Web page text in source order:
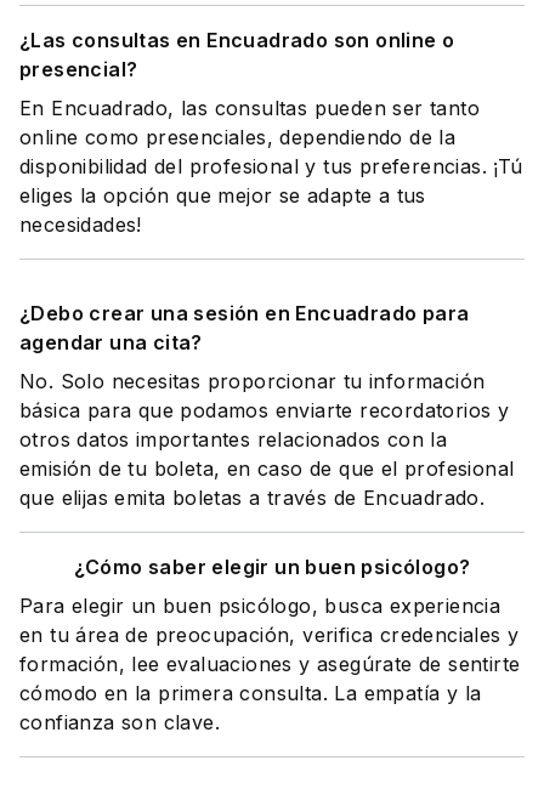
¿Las consultas en Encuadrado son online o
presencial?
En Encuadrado, las consultas pueden ser tanto
online como presenciales, dependiendo de la
disponibilidad del profesional y tus preferencias. ¡Tú
eliges la opción que mejor se adapte a tus
necesidades!
¿Debo crear una sesión en Encuadrado para
agendar una cita?
No. Solo necesitas proporcionar tu información
básica para que podamos enviarte recordatorios y
otros datos importantes relacionados con la
emisión de tu boleta, en caso de que el profesional
que elijas emita boletas a través de Encuadrado.
¿Cómo saber elegir un buen psicólogo?
Para elegir un buen psicólogo, busca experiencia
en tu área de preocupación, verifica credenciales y
formación, lee evaluaciones y asegúrate de sentirte
cómodo en la primera consulta. La empatía y la
confianza son clave.